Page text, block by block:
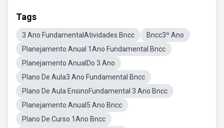
Tags
3 Ano FundamentalAtividades Bncc
Bncc3º Ano
Planejamento Anual 1Ano Fundamental Bncc
Planejamento AnualDo 3 Ano
Plano De Aula3 Ano Fundamental Bncc
Plano De Aula EnsinoFundamental 3 Ano Bncc
Planejamento Anual5 Ano Bncc
Plano De Curso 1Ano Bncc